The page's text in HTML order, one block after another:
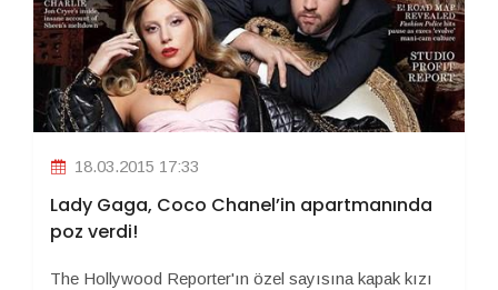
18.03.2015 17:33
Lady Gaga, Coco Chanel’in apartmanında
poz verdi!
The Hollywood Reporter'ın özel sayısına kapak kızı